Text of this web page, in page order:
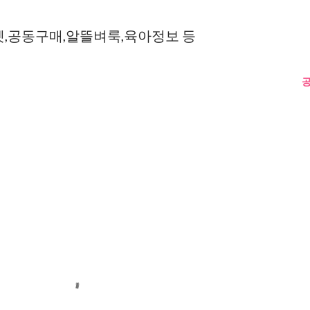
공동구매,알뜰벼룩,육아정보 등